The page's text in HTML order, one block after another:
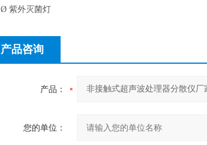
Ø 紫外灭菌灯
产品咨询
产品：
您的单位：